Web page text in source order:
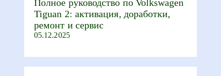
Полное руководство по Volkswagen
Tiguan 2: активация, доработки,
ремонт и сервис
05.12.2025